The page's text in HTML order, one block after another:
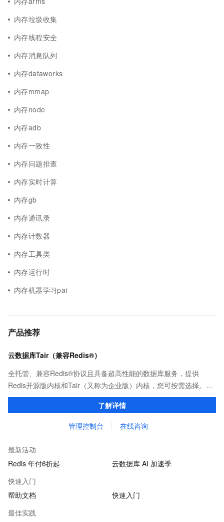
内存垃圾收集
内存线程安全
内存消息队列
内存dataworks
内存mmap
内存node
内存adb
内存一致性
内存问题排查
内存实时计算
内存gb
内存通讯录
内存计数器
内存工具类
内存运行时
内存机器学习pai
产品推荐
云数据库Tair（兼容Redis®）
全托管、兼容Redis®协议且具备超高性能的数据库服务，提供
Redis开源版内核和Tair（又称为企业版）内核，您可按需选择。保
证亚毫秒级的稳定时延，为应用程序起到加速作用，在对时延有严
了解详情
管理控制台 在线咨询
最新活动
Redis 年付6折起
云数据库 AI 加速季
快速入门
帮助文档
快速入门
最佳实践